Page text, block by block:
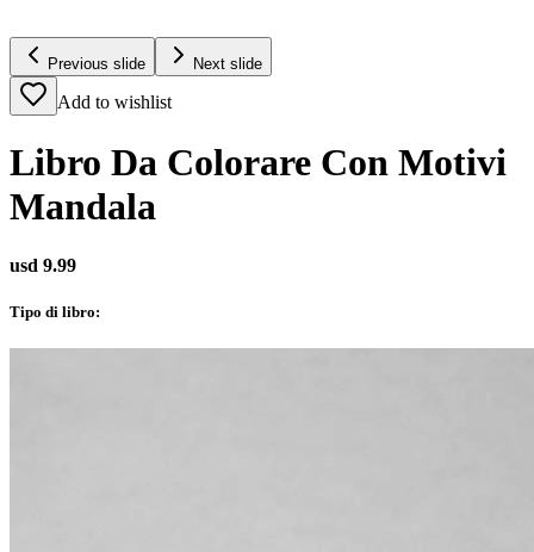
Previous slide Next slide
Add to wishlist
Libro Da Colorare Con Motivi
Mandala
usd 9.99
Tipo di libro: